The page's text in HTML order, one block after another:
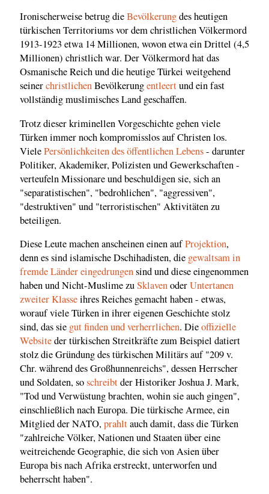
Ironischerweise betrug dieBevölkerungdes heutigen
türkischen Territoriums vor dem christlichen Völkermord
1913-1923 etwa 14 Millionen, wovon etwa ein Drittel (4,5
Millionen) christlich war. Der Völkermord hat das
Osmanische Reich und die heutige Türkei weitgehend
seinerchristlichenBevölkerungentleertund ein fast
vollständig muslimisches Land geschaffen.
Trotz dieser kriminellen Vorgeschichte gehen viele
Türken immer noch kompromisslos auf Christen los.
VielePersönlichkeiten des öffentlichen Lebens- darunter
Politiker, Akademiker, Polizisten und Gewerkschaften -
verteufeln Missionare und beschuldigen sie, sich an
"separatistischen", "bedrohlichen", "aggressiven",
"destruktiven" und "terroristischen" Aktivitäten zu
beteiligen.
Diese Leute machen anscheinen einen aufProjektion,
denn es sind islamische Dschihadisten, die gewaltsam in
fremde Länder eingedrungensind und diese eingenommen
haben und Nicht-Muslime zuSklavenoderUntertanen
zweiter Klasseihres Reiches gemacht haben - etwas,
worauf viele Türken in ihrer eigenen Geschichte stolz
sind, das sie gut finden und verherrlichen. Dieoffizielle
Websiteder türkischen Streitkräfte zum Beispiel datiert
stolz die Gründung des türkischen Militärs auf "209 v.
Chr. während des Großhunnenreichs", dessen Herrscher
und Soldaten, soschreibtder Historiker Joshua J. Mark,
"Tod und Verwüstung brachten, wohin sie auch gingen",
einschließlich nach Europa. Die türkische Armee, ein
Mitglied der NATO,prahltauch damit, dass die Türken
"zahlreiche Völker, Nationen und Staaten über eine
weitreichende Geographie, die sich von Asien über
Europa bis nach Afrika erstreckt, unterworfen und
beherrscht haben".